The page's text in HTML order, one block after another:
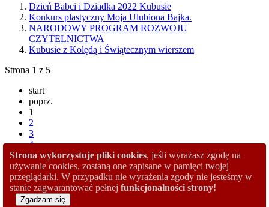
Strona wykorzystuje pliki cookies, jeśli wyrażasz zgodę na
używanie cookies, zostaną one zapisane w pamięci twojej
przeglądarki. W przypadku nie wyrażenia zgody nie jesteśmy w
stanie zagwarantować pełnej funkcjonalności strony!
Zgadzam się
Dzień Babci i Dziadka 2022 Kubusie
Konkurs plastyczny Moja Ulubiona Bajka.
NARODOWY PROGRAM ROZWOJU
CZYTELNICTWA
Kubusie z Kolędą i Świątecznym wierszem
Strona 1 z 5
start
poprz.
1
2
3
4
5
nast.
koniec
Copyright © 2012.